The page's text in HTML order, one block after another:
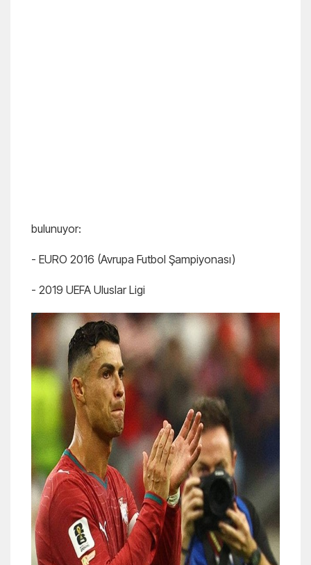
bulunuyor:
- EURO 2016 (Avrupa Futbol Şampiyonası)
- 2019 UEFA Uluslar Ligi